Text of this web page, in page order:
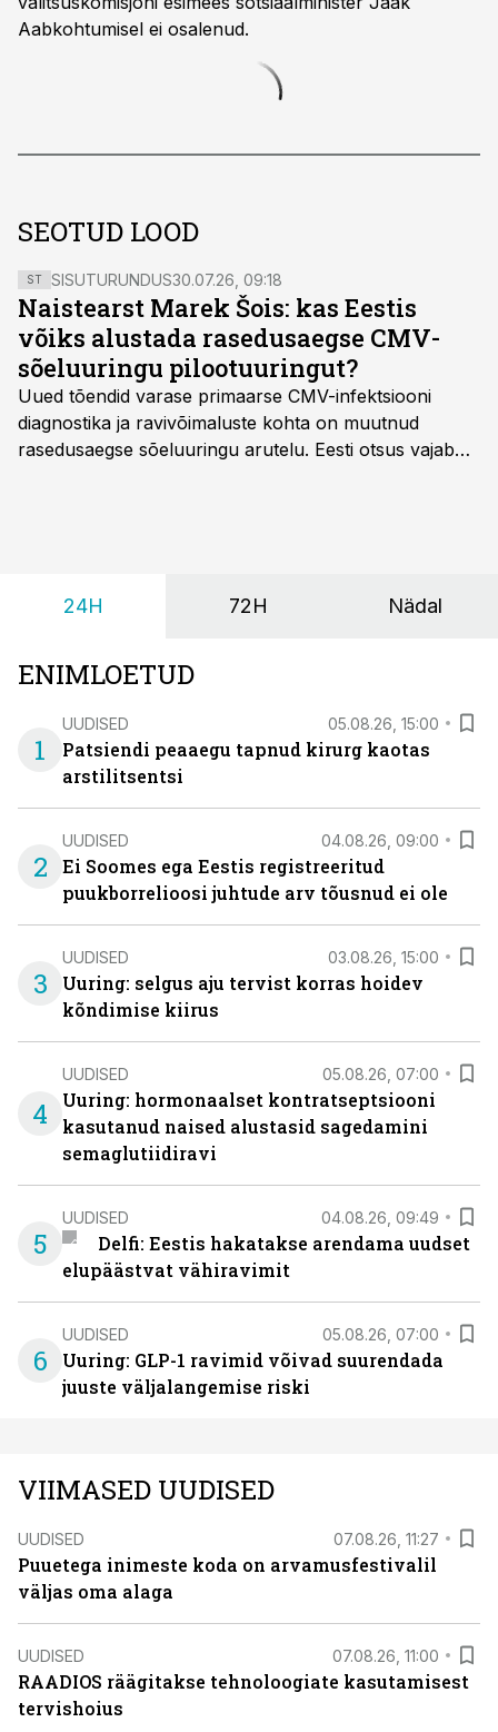
Aabkohtumisel ei osalenud.
SEOTUD LOOD
ST SISUTURUNDUS30.07.26, 09:18
Naistearst Marek Šois: kas Eestis
võiks alustada rasedusaegse CMV-
sõeluuringu pilootuuringut?
Uued tõendid varase primaarse CMV-infektsiooni
diagnostika ja ravivõimaluste kohta on muutnud
rasedusaegse sõeluuringu arutelu. Eesti otsus vajab
24H 72H Nädal
ENIMLOETUD
1
UUDISED 05.08.26, 15:00
Patsiendi peaaegu tapnud kirurg kaotas
arstilitsentsi
2
UUDISED 04.08.26, 09:00
Ei Soomes ega Eestis registreeritud
puukborrelioosi juhtude arv tõusnud ei ole
3
UUDISED 03.08.26, 15:00
Uuring: selgus aju tervist korras hoidev
kõndimise kiirus
4
UUDISED 05.08.26, 07:00
Uuring: hormonaalset kontratseptsiooni
kasutanud naised alustasid sagedamini
semaglutiidiravi
5
UUDISED 04.08.26, 09:49
Delfi: Eestis hakatakse arendama uudset
elupäästvat vähiravimit
6
UUDISED 05.08.26, 07:00
Uuring: GLP-1 ravimid võivad suurendada
juuste väljalangemise riski
VIIMASED UUDISED
UUDISED 07.08.26, 11:27
Puuetega inimeste koda on arvamusfestivalil
väljas oma alaga
UUDISED 07.08.26, 11:00
RAADIOS räägitakse tehnoloogiate kasutamisest
tervishoius